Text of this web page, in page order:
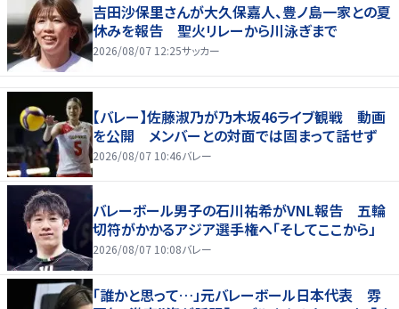
吉田沙保里さんが大久保嘉人、豊ノ島一家との夏
休みを報告 聖火リレーから川泳ぎまで
2026/08/07 12:25サッカー
【バレー】佐藤淑乃が乃木坂46ライブ観戦 動画
を公開 メンバーとの対面では固まって話せず
2026/08/07 10:46バレー
バレーボール男子の石川祐希がVNL報告 五輪
切符がかかるアジア選手権へ「そしてここから」
2026/08/07 10:08バレー
「誰かと思って…」元バレーボール日本代表 雰